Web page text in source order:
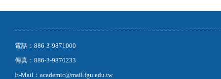
電話：886-3-9871000
傳真：886-3-9870233
E-Mail：academic@mail.fgu.edu.tw